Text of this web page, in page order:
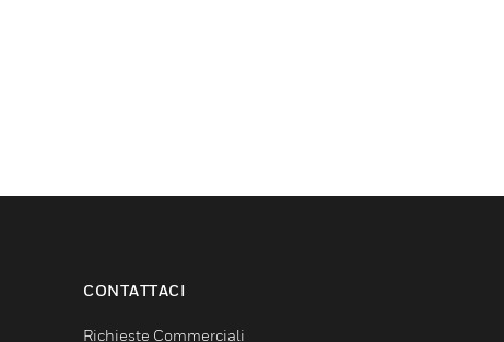
CONTATTACI
Richieste Commerciali